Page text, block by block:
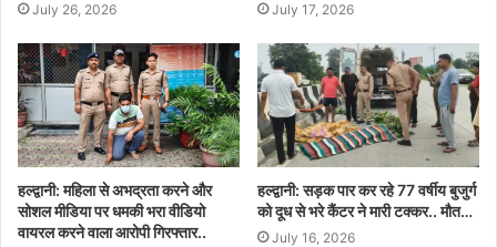
July 26, 2026 July 17, 2026
हल्द्वानी: महिला से अभद्रता करने और
सोशल मीडिया पर धमकी भरा वीडियो
वायरल करने वाला आरोपी गिरफ्तार..
हल्द्वानी: सड़क पार कर रहे 77 वर्षीय बुजुर्ग
को दूध से भरे कैंटर ने मारी टक्कर.. मौत…
July 16, 2026